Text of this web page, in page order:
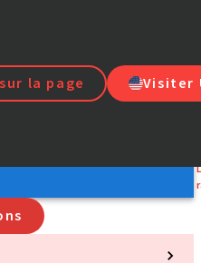
la page
Visiter
Nos marques